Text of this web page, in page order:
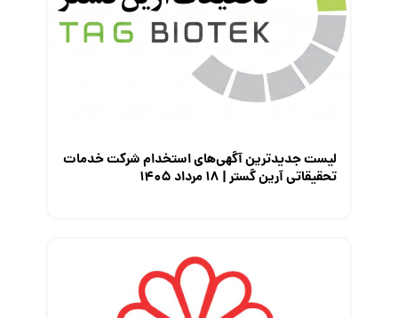
لیست جدیدترین آگهی‌های استخدام شرکت خدمات
تحقیقاتی آرین گستر | ۱۸ مرداد ۱۴۰۵